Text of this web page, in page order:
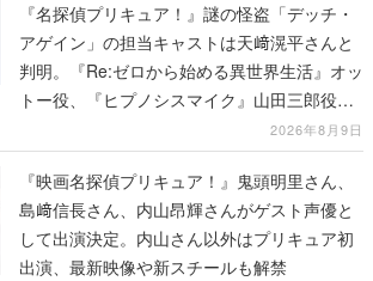
『名探偵プリキュア！』謎の怪盗「デッチ・
アゲイン」の担当キャストは天﨑滉平さんと
判明。『Re:ゼロから始める異世界生活』オッ
トー役、『ヒプノシスマイク』山田三郎役な
2026年8月9日
『映画名探偵プリキュア！』鬼頭明里さん、
島﨑信長さん、内山昂輝さんがゲスト声優と
して出演決定。内山さん以外はプリキュア初
出演、最新映像や新スチールも解禁